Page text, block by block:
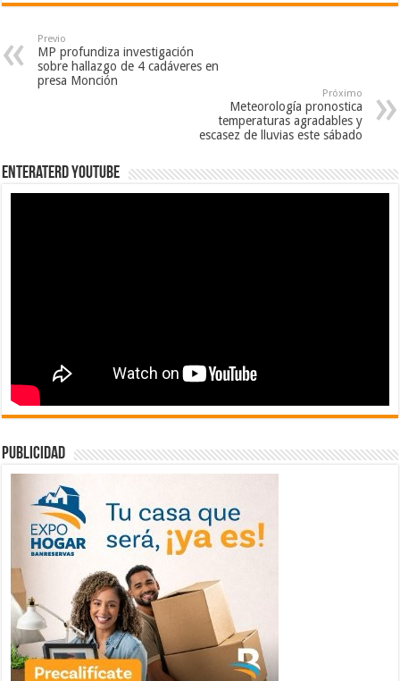
Previo
MP profundiza investigación
sobre hallazgo de 4 cadáveres en
presa Monción
Próximo
Meteorología pronostica
temperaturas agradables y
escasez de lluvias este sábado
EnterateRD YOUTUBE
publicidad